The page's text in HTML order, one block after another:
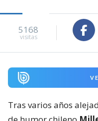
5168
visitas
Tras varios años